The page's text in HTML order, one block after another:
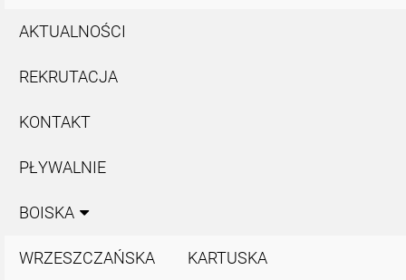
AKTUALNOŚCI
REKRUTACJA
KONTAKT
PŁYWALNIE
BOISKA
WRZESZCZAŃSKA KARTUSKA